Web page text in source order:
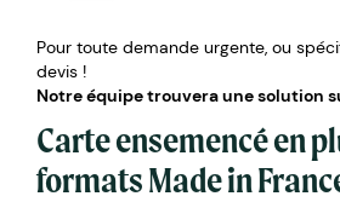
Pour toute demande urgente, ou
devis !
Notre équipe trouvera une solution
Carte ensemencé en
formats Made in